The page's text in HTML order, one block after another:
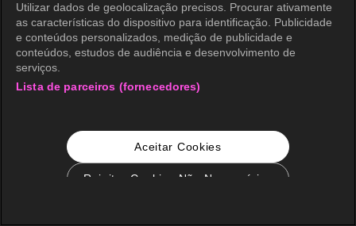
Utilizar dados de geolocalização precisos. Procurar ativamente
as características do dispositivo para identificação. Publicidade
e conteúdos personalizados, medição de publicidade e
conteúdos, estudos de audiência e desenvolvimento de
serviços.
Lista de parceiros (fornecedores)
Aceitar Cookies
Rejeitar Cookies Não Necessários